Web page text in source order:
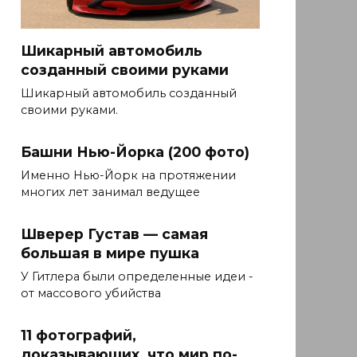
Шикарный автомобиль
созданный своими руками
Шикарный автомобиль созданный
своими руками.
Башни Нью-Йорка (200 фото)
Именно Нью-Йорк на протяжении
многих лет занимал ведущее
Шверер Густав — самая
большая в мире пушка
У Гитлера были определенные идеи -
от массового убийства
11 фотографий,